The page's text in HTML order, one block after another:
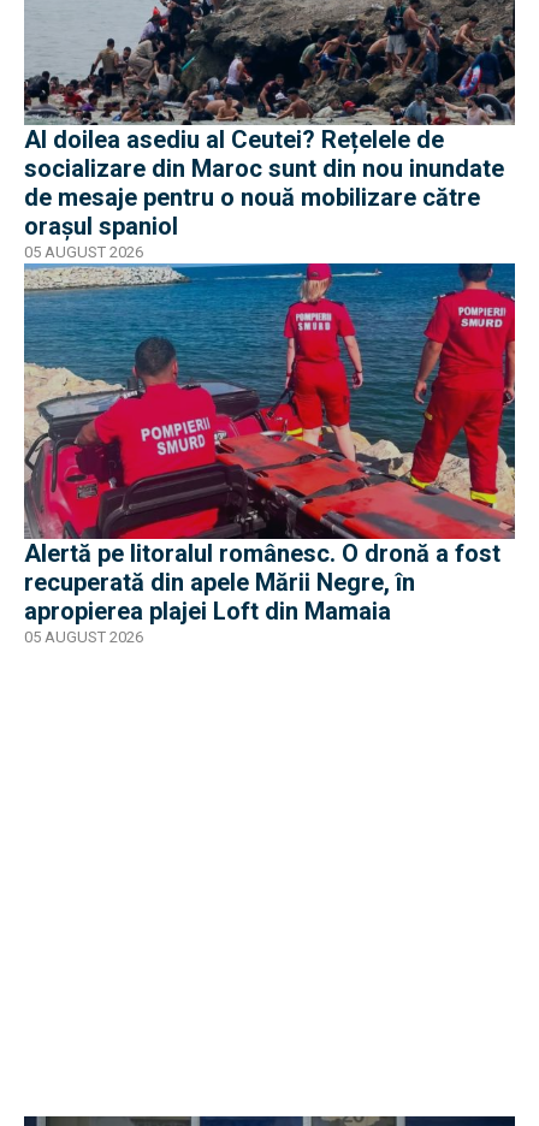
Al doilea asediu al Ceutei? Rețelele de
socializare din Maroc sunt din nou inundate
de mesaje pentru o nouă mobilizare către
orașul spaniol
05 AUGUST 2026
Alertă pe litoralul românesc. O dronă a fost
recuperată din apele Mării Negre, în
apropierea plajei Loft din Mamaia
05 AUGUST 2026